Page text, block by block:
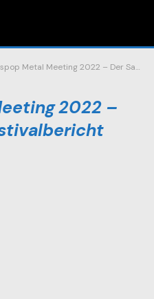
Metal Meeting 2022 – Der Samstag | Festivalbericht
2022 –